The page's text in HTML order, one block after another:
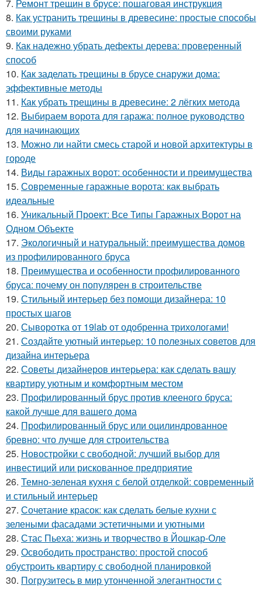
7. Ремонт трещин в брусе: пошаговая инструкция
8. Как устранить трещины в древесине: простые способы
своими руками
9. Как надежно убрать дефекты дерева: проверенный
способ
10. Как заделать трещины в брусе снаружи дома:
эффективные методы
11. Как убрать трещины в древесине: 2 лёгких метода
12. Выбираем ворота для гаража: полное руководство
для начинающих
13. Можно ли найти смесь старой и новой архитектуры в
городе
14. Виды гаражных ворот: особенности и преимущества
15. Современные гаражные ворота: как выбрать
идеальные
16. Уникальный Проект: Все Типы Гаражных Ворот на
Одном Объекте
17. Экологичный и натуральный: преимущества домов
из профилированного бруса
18. Преимущества и особенности профилированного
бруса: почему он популярен в строительстве
19. Стильный интерьер без помощи дизайнера: 10
простых шагов
20. Сыворотка от 19lab от одобренна трихологами!
21. Создайте уютный интерьер: 10 полезных советов для
дизайна интерьера
22. Советы дизайнеров интерьера: как сделать вашу
квартиру уютным и комфортным местом
23. Профилированный брус против клееного бруса:
какой лучше для вашего дома
24. Профилированный брус или оцилиндрованное
бревно: что лучше для строительства
25. Новостройки с свободной: лучший выбор для
инвестиций или рискованное предприятие
26. Темно-зеленая кухня с белой отделкой: современный
и стильный интерьер
27. Сочетание красок: как сделать белые кухни с
зелеными фасадами эстетичными и уютными
28. Стас Пьеха: жизнь и творчество в Йошкар-Оле
29. Освободить пространство: простой способ
обустроить квартиру с свободной планировкой
30. Погрузитесь в мир утонченной элегантности с